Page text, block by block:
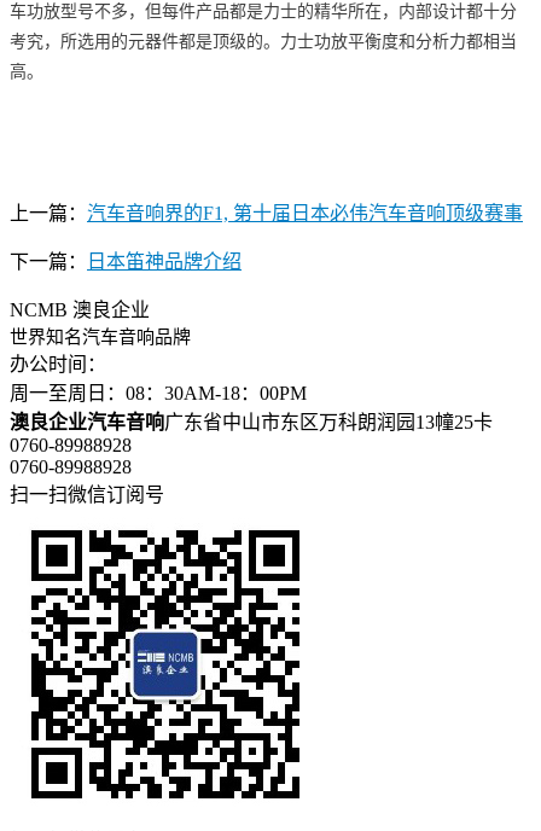
车功放型号不多，但每件产品都是力士的精华所在，内部设计都十分
考究，所选用的元器件都是顶级的。力士功放平衡度和分析力都相当
高。
上一篇： 汽车音响界的F1, 第十届日本必伟汽车音响顶级赛事
下一篇： 日本笛神品牌介绍
NCMB 澳良企业
世界知名汽车音响品牌
办公时间：
周一至周日：08：30AM-18：00PM
澳良企业汽车音响广东省中山市东区万科朗润园13幢25卡
0760-89988928
0760-89988928
扫一扫微信订阅号